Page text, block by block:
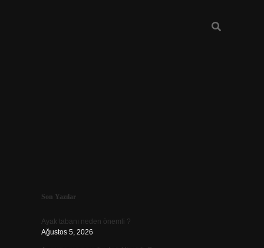
Sidebar
Son Yazılar
Ayak tabanı neden önemli ?
Ağustos 5, 2026